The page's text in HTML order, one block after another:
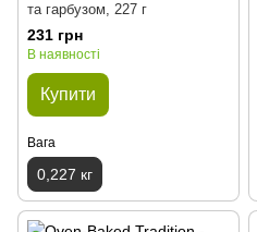
та гарбузом, 227 г
231 грн
В наявності
Купити
Вага
0,227 кг